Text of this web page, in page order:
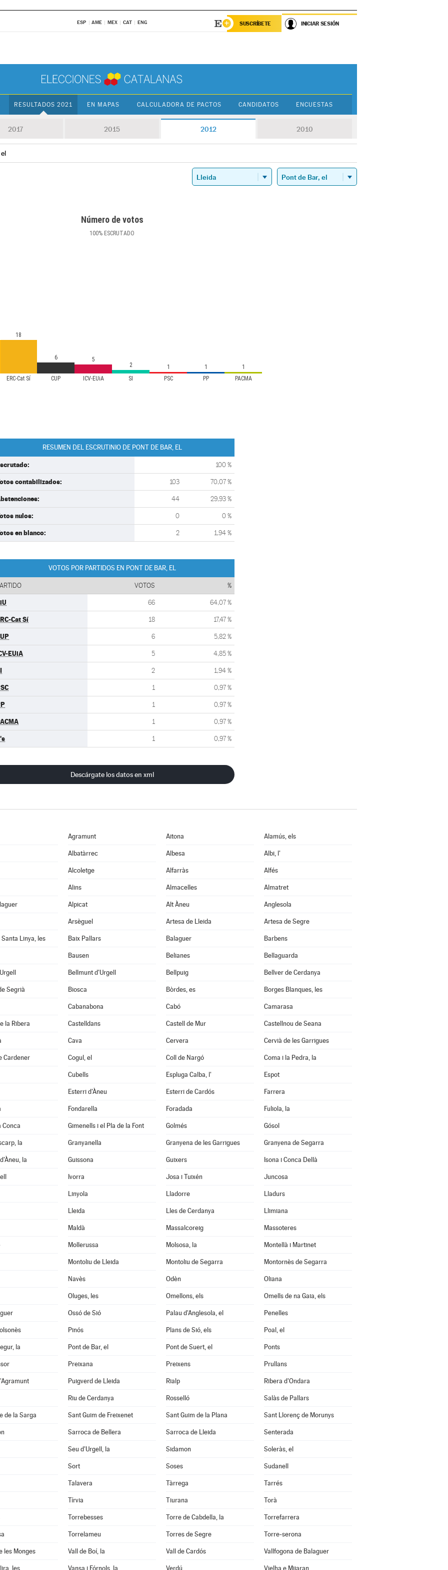
ESP AME MEX CAT ENG SUSCRÍBETE INICIAR SESIÓN
RESULTADOS 2021 EN MAPAS CALCULADORA DE PACTOS CANDIDATOS ENCUESTAS
2017 2015 2012 2010
Número de votos
100% ESCRUTADO
ERC-Cat Sí CUP ICV-EUiA SI PSC PP PACMA
18
6 5
2 1 1 1
RESUMEN DEL ESCRUTINIO DE PONT DE BAR, EL
100 %
contabilizados: 103 70,07 %
44 29,93 %
nulos: 0 0 %
en blanco: 2 1,94 %
VOTOS POR PARTIDOS EN PONT DE BAR, EL
VOTOS %
66 64,07 %
Cat Sí 18 17,47 %
6 5,82 %
EUiA 5 4,85 %
2 1,94 %
1 0,97 %
1 0,97 %
1 0,97 %
1 0,97 %
Descárgate los datos en xml
Agramunt Aitona Alamús, els
Albatàrrec Albesa Albi, l'
Alcoletge Alfarràs Alfés
Alins Almacelles Almatret
Alpicat Alt Àneu Anglesola
Arsèguel Artesa de Lleida Artesa de Segre
Linya, les Baix Pallars Balaguer Barbens
Bausen Belianes Bellaguarda
Bellmunt d'Urgell Bellpuig Bellver de Cerdanya
Segrià Biosca Bòrdes, es Borges Blanques, les
Cabanabona Cabó Camarasa
la Ribera Castelldans Castell de Mur Castellnou de Seana
Cava Cervera Cervià de les Garrigues
Cardener Cogul, el Coll de Nargó Coma i la Pedra, la
Cubells Espluga Calba, l' Espot
Esterri d'Àneu Esterri de Cardós Farrera
Fondarella Foradada Fuliola, la
Conca Gimenells i el Pla de la Font Golmés Gósol
la Granyanella Granyena de les Garrigues Granyena de Segarra
la Guissona Guixers Isona i Conca Dellà
Ivorra Josa i Tuixén Juncosa
Linyola Lladorre Lladurs
Lleida Lles de Cerdanya Llimiana
Maldà Massalcoreig Massoteres
Mollerussa Molsosa, la Montellà i Martinet
Montoliu de Lleida Montoliu de Segarra Montornès de Segarra
Navès Odèn Oliana
Oluges, les Omellons, els Omells de na Gaia, els
Ossó de Sió Palau d'Anglesola, el Penelles
Pinós Plans de Sió, els Poal, el
la Pont de Bar, el Pont de Suert, el Ponts
Preixana Preixens Prullans
Puigverd de Lleida Rialp Ribera d'Ondara
Riu de Cerdanya Rosselló Salàs de Pallars
de la Sarga Sant Guim de Freixenet Sant Guim de la Plana Sant Llorenç de Morunys
Sarroca de Bellera Sarroca de Lleida Senterada
Seu d'Urgell, la Sidamon Soleràs, el
Sort Soses Sudanell
Talavera Tàrrega Tarrés
Tírvia Tiurana Torà
Torrebesses Torre de Cabdella, la Torrefarrera
Torrelameu Torres de Segre Torre-serona
les Monges Vall de Boí, la Vall de Cardós Vallfogona de Balaguer
les Vansa i Fórnols, la Verdú Vielha e Mijaran